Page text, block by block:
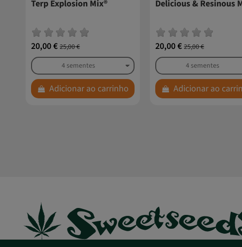
Terp Explosion Mix®
20,00 €25,00 €
Adicionar ao carrinho
Delicious & Resinous
20,00 €25,00 €
Adicionar ao